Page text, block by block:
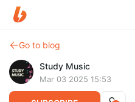
Go to blog
Study Music
Mar 03 2025 15:53